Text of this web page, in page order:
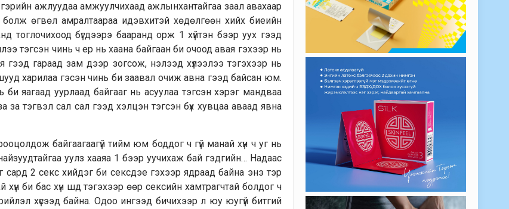
ажлуудаа амжуулчихаад ажлынхантайгаа заал авахаар
өгвөл амралтаараа идэвхитэй хөдөлгөөн хийх биеийн
тоглочихоод бүгдээрэ бааранд орж 1 хүйтэн бээр уух гээд
тэгсэн чинь ч ер нь хаана байгаан би очоод авая гэхээр нь
гараад зам дээр зогсож, нэлээд хүлээлээ тэгэхээр нь
харилаа гэсэн чинь би заавал очиж авна гээд байсан юм.
яагаад уурлаад байгааг нь асуулаа тэгсэн хэрэг мандваа
за тэгвэл сал сал гээд хэлцэн тэгсэн бүх хувцаа аваад явна
байгаагаагүй тийм юм боддог ч гүй манай хүн ч уг нь
уулз хааяа 1 бээр уучихаж бай гэдгийн… Надаас
сард 2 секс хийдэг би сексдэе гэхээр ядраад байна энэ тэр
хүн би бас хүн шд тэгэхээр өөр сексийн хамтрагчтай болдог ч
хүсээд байна. Одоо ингээд бичихээр л юу юугүй битгий